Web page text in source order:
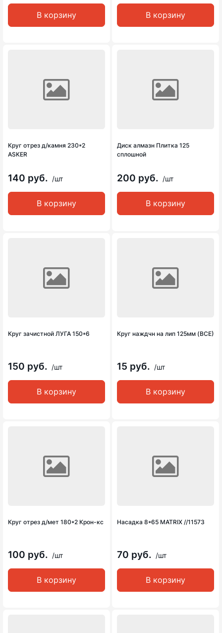
В корзину В корзину
Круг отрез д/камня 230*2
ASKER
140 руб. /шт
В корзину
Диск алмазн Плитка 125
сплошной
200 руб. /шт
В корзину
Круг зачистной ЛУГА 150*6
150 руб. /шт
В корзину
Круг наждчн на лип 125мм (ВСЕ)
15 руб. /шт
В корзину
Круг отрез д/мет 180*2 Крон-кс
100 руб. /шт
В корзину
Насадка 8*65 MATRIX //11573
70 руб. /шт
В корзину